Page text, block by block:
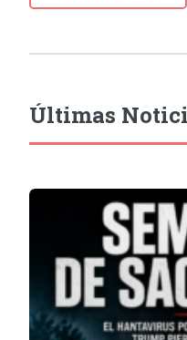
Últimas